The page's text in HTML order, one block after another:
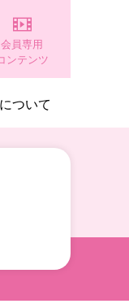
会員専用
ンテンツ
ついて